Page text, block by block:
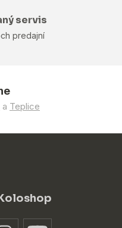
servis
predajní
a Teplice